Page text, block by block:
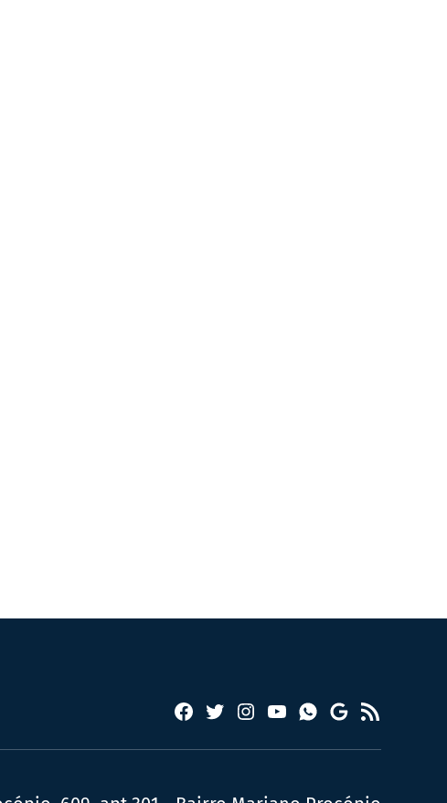
Facebook
TwitterInstagram
YouTubeWhatsapp
Google
News
RSS